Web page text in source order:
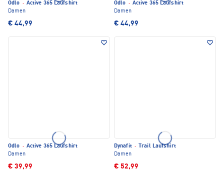
Odlo · Active 365 Laufshirt
Damen
€ 44,99
Odlo · Active 365 Laufshirt
Damen
€ 44,99
Odlo · Active 365 Laufshirt
Damen
€ 39,99
Dynafit ·
Trail Laufshirt
Damen
€ 52,99